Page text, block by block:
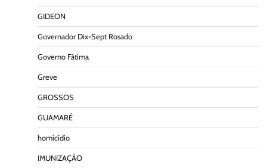
GIDEON
Governador Dix-Sept Rosado
Governo Fátima
Greve
GROSSOS
GUAMARÉ
homicídio
IMUNIZAÇÃO